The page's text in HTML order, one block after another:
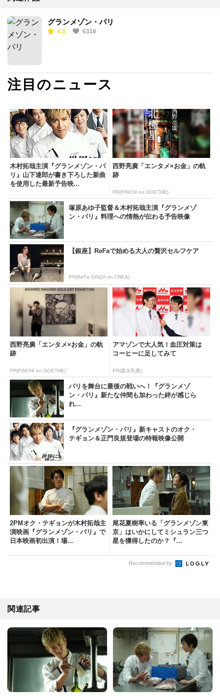
グランメゾン・パリ
4.3 6316
注目のニュース
木村拓哉主演『グランメゾン・パ
リ』山下達郎が書き下ろした新曲
を使用した最新予告映...
西野亮廣「エンタメ×お金」の軌
跡
PR(FINCHI on GOETHE)
塚原あゆ子監督＆木村拓哉主演『グランメゾ
ン・パリ』料理への情熱が伝わる予告映像
【銀座】ReFaで始める大人の贅沢セルフケア
PR(ReFa GINZA on CREA)
西野亮廣「エンタメ×お金」の軌
跡
PR(FINCHI on GOETHE)
アマゾンで大人気！血圧対策は
コーヒーに足してみて
PR(森永乳業)
パリを舞台に最後の戦いへ！『グランメゾ
ン・パリ』新たな仲間も加わった絆が感じら
れ...
『グランメゾン・パリ』新キャストのオク・
テギョン＆正門良規登場の特報映像公開
2PMオク・テギョンが木村拓哉主
演映画『グランメゾン・パリ』で
日本映画初出演！場...
尾花夏樹率いる「グランメゾン東
京」はいかにしてミシュラン三つ
星を獲得したのか？『...
Recommended by
関連記事